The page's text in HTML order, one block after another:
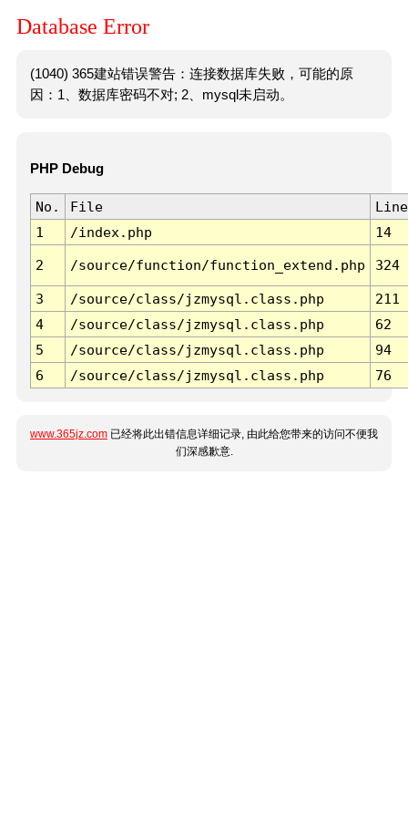
Database Error
(1040) 365建站错误警告：连接数据库失败，可能的原
因：1、数据库密码不对; 2、mysql未启动。
PHP Debug
No. File
Line
1
/index.php 14
2 /source/function/function_extend.php 324
3 /source/class/jzmysql.class.php
211
4
/source/class/jzmysql.class.php
62
5
/source/class/jzmysql.class.php
94
6
/source/class/jzmysql.class.php 76
www.365jz.com 已经将此出错信息详细记录, 由此给您带来的访问不便我
们深感歉意.